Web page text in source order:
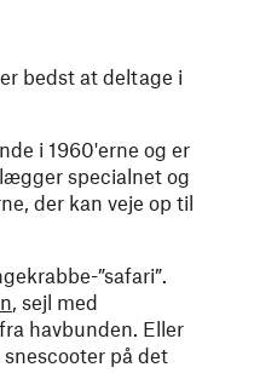
bedst at deltage i
i 1960'erne og er
specialnet og
der kan veje op til
”safari”.
, sejl med
havbunden. Eller
snescooter på det